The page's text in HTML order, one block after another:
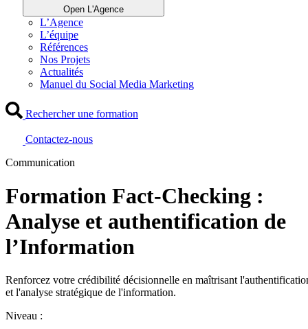
Open L'Agence
L’Agence
L’équipe
Références
Nos Projets
Actualités
Manuel du Social Media Marketing
Rechercher une formation
Contactez-nous
Communication
Formation Fact-Checking :
Analyse et authentification de
l’Information
Renforcez votre crédibilité décisionnelle en maîtrisant
et l'analyse stratégique de l'information.
Niveau :